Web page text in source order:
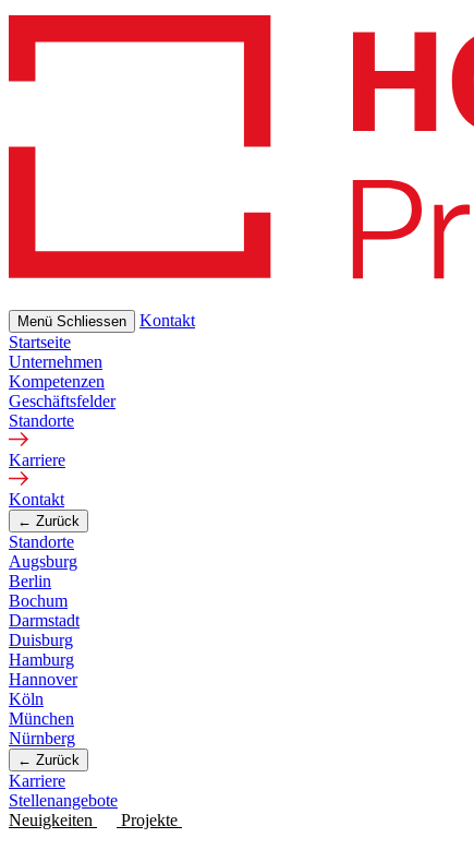
Skip
content
Menü Schliessen
Kontakt
Startseite
Unternehmen
Kompetenzen
Geschäftsfelder
Standorte
Karriere
Kontakt
← Zurück
Standorte
Augsburg
Berlin
Bochum
Darmstadt
Duisburg
Hamburg
Hannover
Köln
München
Nürnberg
← Zurück
Karriere
Stellenangebote
Neuigkeiten
Projekte